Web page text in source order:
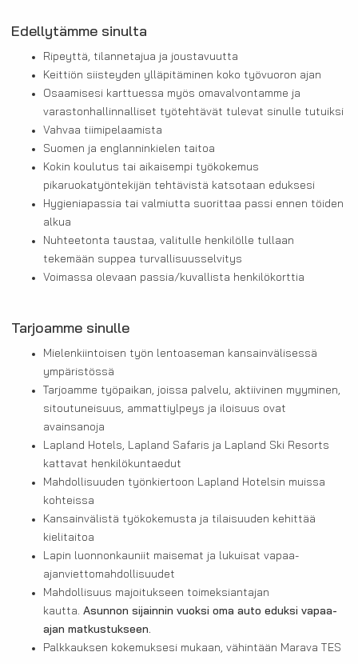
Edellytämme sinulta
Ripeyttä, tilannetajua ja joustavuutta
Keittiön siisteyden ylläpitäminen koko työvuoron ajan
Osaamisesi karttuessa myös omavalvontamme ja
varastonhallinnalliset työtehtävät tulevat sinulle tutuiksi
Vahvaa tiimipelaamista
Suomen ja englanninkielen taitoa
Kokin koulutus tai aikaisempi työkokemus
pikaruokatyöntekijän tehtävistä katsotaan eduksesi
Hygieniapassia tai valmiutta suorittaa passi ennen töiden
alkua
Nuhteetonta taustaa, valitulle henkilölle tullaan
tekemään suppea turvallisuusselvitys
Voimassa olevaan passia/kuvallista henkilökorttia
Tarjoamme sinulle
Mielenkiintoisen työn lentoaseman kansainvälisessä
ympäristössä
Tarjoamme työpaikan, joissa palvelu, aktiivinen myyminen,
sitoutuneisuus, ammattiylpeys ja iloisuus ovat
avainsanoja
Lapland Hotels, Lapland Safaris ja Lapland Ski Resorts
kattavat henkilökuntaedut
Mahdollisuuden työnkiertoon Lapland Hotelsin muissa
kohteissa
Kansainvälistä työkokemusta ja tilaisuuden kehittää
kielitaitoa
Lapin luonnonkauniit maisemat ja lukuisat vapaa-
ajanviettomahdollisuudet
Mahdollisuus majoitukseen toimeksiantajan
kautta. Asunnon sijainnin vuoksi oma auto eduksi vapaa-
ajan matkustukseen.
Palkkauksen kokemuksesi mukaan, vähintään Marava TES